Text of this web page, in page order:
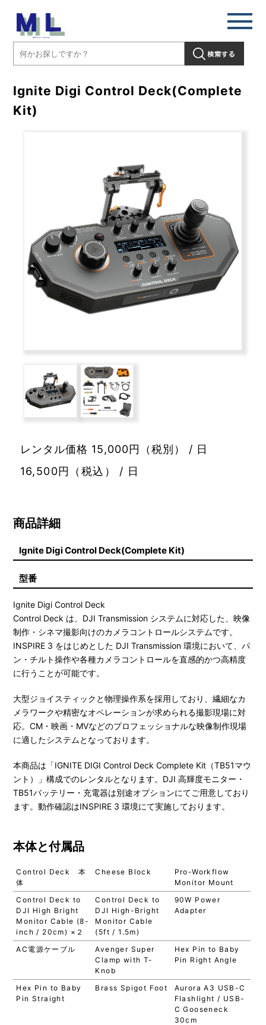
Ignite Digi Control Deck(Complete
Kit)
レンタル価格 15,000円（税別） / 日
16,500円（税込） / 日
商品詳細
Ignite Digi Control Deck(Complete Kit)
型番
Ignite Digi Control Deck
Control Deck は、DJI Transmission システムに対応した、映像
制作・シネマ撮影向けのカメラコントロールシステムです。
INSPIRE 3 をはじめとした DJI Transmission 環境において、パ
ン・チルト操作や各種カメラコントロールを直感的かつ高精度
に行うことが可能です。
大型ジョイスティックと物理操作系を採用しており、繊細なカ
メラワークや精密なオペレーションが求められる撮影現場に対
応。CM・映画・MVなどのプロフェッショナルな映像制作現場
に適したシステムとなっております。
本商品は「IGNITE DIGI Control Deck Complete Kit（TB51マウ
ント）」構成でのレンタルとなります。DJI 高輝度モニター・
TB51バッテリー・充電器は別途オプションにてご用意しており
ます。動作確認はINSPIRE 3 環境にて実施しております。
本体と付属品
Control Deck 本
体
Cheese Block
Pro-Workflow
Monitor Mount
Control Deck to
DJI High Bright
Monitor Cable (8-
inch / 20cm) ×２
Control Deck to
DJI High-Bright
Monitor Cable
(5ft / 1.5m)
90W Power
Adapter
AC電源ケーブル
Avenger Super
Clamp with T-
Knob
Hex Pin to Baby
Pin Right Angle
Hex Pin to Baby
Pin Straight
Brass Spigot Foot
Aurora A3 USB-C
Flashlight / USB-
C Gooseneck
30cm